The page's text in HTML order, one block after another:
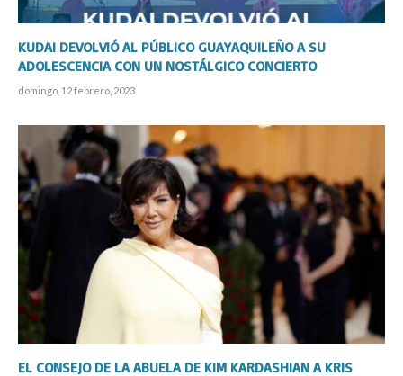
KUDAI DEVOLVIÓ AL PÚBLICO GUAYAQUILEÑO A SU
ADOLESCENCIA CON UN NOSTÁLGICO CONCIERTO
domingo, 12 febrero, 2023
EL CONSEJO DE LA ABUELA DE KIM KARDASHIAN A KRIS